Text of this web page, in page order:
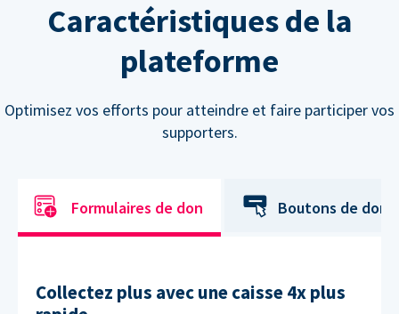
Caractéristiques de la
plateforme
Optimisez vos efforts pour atteindre et faire participer vos
supporters.
Formulaires de don Boutons de don
Collectez plus avec une caisse 4x plus